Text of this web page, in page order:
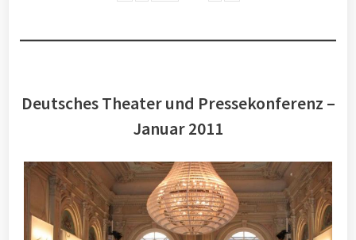
Deutsches Theater und Pressekonferenz –
Januar 2011